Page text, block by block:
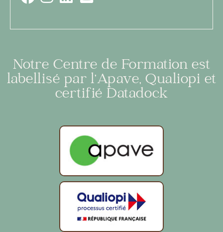
Notre Centre de Formation est
labellisé par l’Apave, Qualiopi et
certifié Datadock